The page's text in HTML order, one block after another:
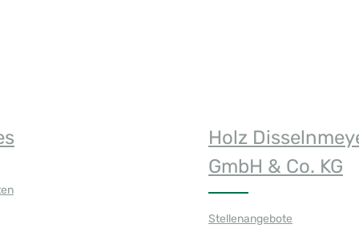
Holz
GmbH & Co. KG
Stellenangebote